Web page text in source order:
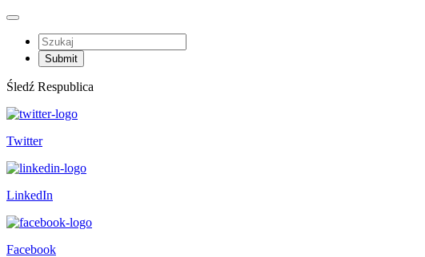
Śledź Respublica
Twitter
LinkedIn
Facebook